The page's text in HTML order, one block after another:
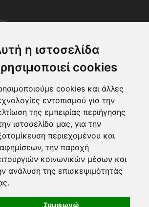
η ιστοσελίδα
cookies
cookies και άλλες
εντοπισμού για την
της εμπειρίας περιήγησης
ιστοσελίδα μας, για την
περιεχομένου και
την παροχή
κοινωνικών μέσων και
ανάλυση της επισκεψιμότητάς
Συμφωνώ